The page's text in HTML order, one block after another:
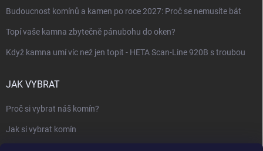
Budoucnost komínů a kamen po roce 2027: Proč se nemusíte bát
Topí vaše kamna zbytečně pánubohu do oken?
Když kamna umí víc než jen topit - HETA Scan-Line 920B s troubou
JAK VYBRAT
Proč si vybrat náš komín?
Jak si vybrat komín